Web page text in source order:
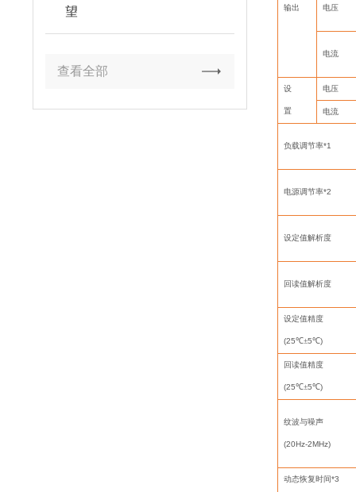
望
查看全部
输出 电压
电流
设
置
电压
电流
负载调节率*1
电源调节率*2
设定值解析度
回读值解析度
设定值精度
(25℃±5℃)
回读值精度
(25℃±5℃)
纹波与噪声
(20Hz-2MHz)
动态恢复时间*3